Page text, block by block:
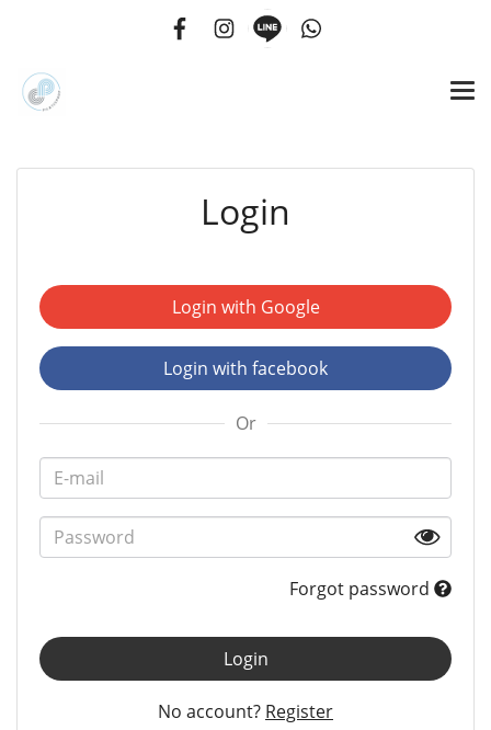
Login
Login with Google
Login with facebook
Or
Forgot password
Login
No account? Register